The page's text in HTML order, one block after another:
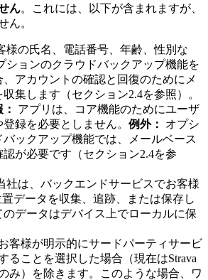
ん。これには、以下が含まれますが、
ん。
様の氏名、電話番号、年齢、性別な
ションのクラウドバックアップ機能を
アカウントの確認と回復のためにメ
集します（セクション2.4を参照）。
アプリは、コア機能のためにユーザ
録を必要としません。 例外：
オプシ
バックアップ機能では、メールベース
が必要です（セクション2.4を参
社は、バックエンドサービスでお客様
データを収集、追跡、または保存し
のデータはデバイス上でローカルに保
お客様が明示的にサードパーティサービ
ることを選択した場合（現在はStrava
み）を除きます。このような場合、ワ